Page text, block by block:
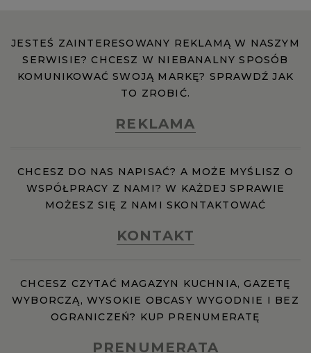
JESTEŚ ZAINTERESOWANY REKLAMĄ W NASZYM
SERWISIE? CHCESZ W NIEBANALNY SPOSÓB
KOMUNIKOWAĆ SWOJĄ MARKĘ? SPRAWDŹ JAK
TO ZROBIĆ.
REKLAMA
CHCESZ DO NAS NAPISAĆ? A MOŻE MYŚLISZ O
WSPÓŁPRACY Z NAMI? W KAŻDEJ SPRAWIE
MOŻESZ SIĘ Z NAMI SKONTAKTOWAĆ
KONTAKT
CHCESZ CZYTAĆ MAGAZYN KUCHNIA, GAZETĘ
WYBORCZĄ, WYSOKIE OBCASY WYGODNIE I BEZ
OGRANICZEŃ? KUP PRENUMERATĘ
PRENUMERATA